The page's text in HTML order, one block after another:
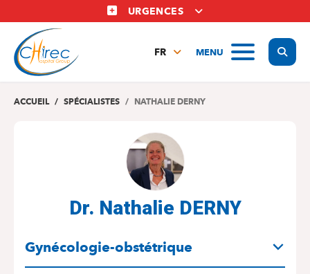
au
contenu
principal
URGENCES
MENU
FR
EN
ACCUEIL SPÉCIALISTES NATHALIE DERNY
Dr. Nathalie DERNY
Gynécologie-obstétrique